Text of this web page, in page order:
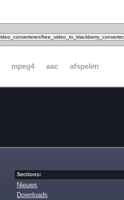
mpeg4 aac afspelen
Sections:
Nieuws
Downloads